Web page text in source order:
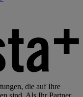
die auf Ihre
sind. Als Ihr Partner